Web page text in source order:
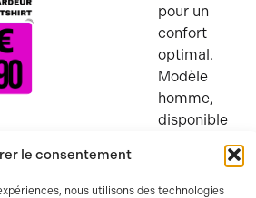
le consentement
nous utilisons des technologies
pour un
confort
optimal.
Modèle
homme,
disponible
M au 2XL.